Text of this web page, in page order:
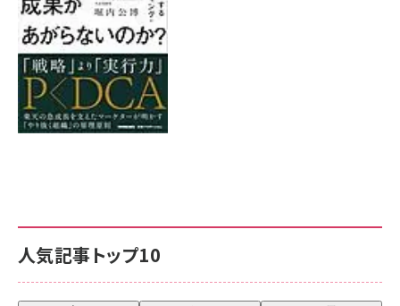
人気記事トップ10